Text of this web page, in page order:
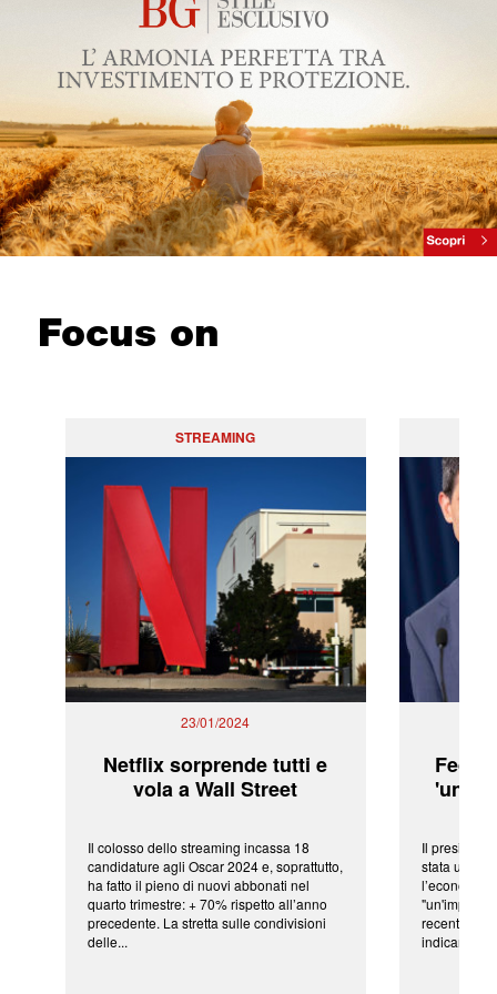
Focus on
STREAMING
23/01/2024
Netflix sorprende tutti e
vola a Wall Street
Il colosso dello streaming incassa 18
candidature agli Oscar 2024 e, soprattutto,
ha fatto il pieno di nuovi abbonati nel
quarto trimestre: + 70% rispetto all’anno
precedente. La stretta sulle condivisioni
delle...
Fed:
'una
Il
stata una
l’economia
recenti
indicano